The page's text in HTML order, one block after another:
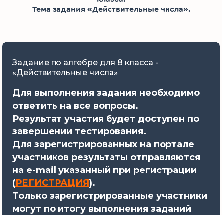
Тема задания «Действительные числа».
Задание по алгебре для 8 класса -
«Действительные числа»
Для выполнения задания необходимо
ответить на все вопросы.
Результат участия будет доступен по
завершении тестирования.
Для зарегистрированных на портале
участников результаты отправляются
на e-mail указанный при регистрации
(РЕГИСТРАЦИЯ).
Только зарегистрированные участники
могут по итогу выполнения заданий